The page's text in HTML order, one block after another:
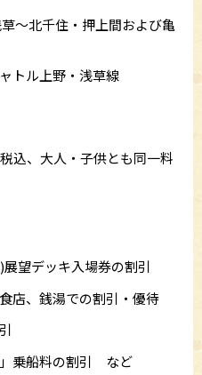
～北千住・押上間および亀
トル上野・浅草線
込、大人・子供とも同一料
望デッキ入場券の割引
店、銭湯での割引・優待
乗船料の割引 など